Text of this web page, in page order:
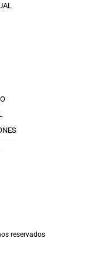
reservados